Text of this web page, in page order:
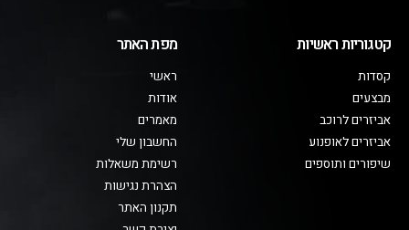
קטגוריות ראשיות
קסדות
מבצעים
אביזרים לרוכב
אביזרים לאופנוע
שיפורים ותוספים
מפת האתר
ראשי
אודות
מאמרים
החשבון שלי
רשימת משאלות
הצהרת נגישות
תקנון האתר